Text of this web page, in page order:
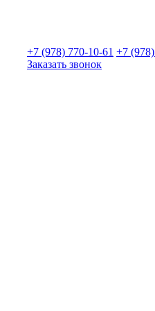
+7 (978) 770-10-61 +7 (978)
Заказать звонок